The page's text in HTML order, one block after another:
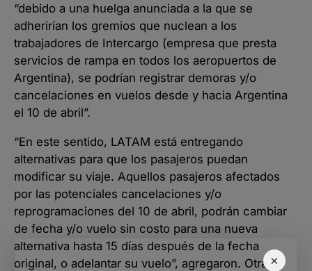
×
“debido a una huelga anunciada a la que se
adherirían los gremios que nuclean a los
trabajadores de Intercargo (empresa que presta
servicios de rampa en todos los aeropuertos de
Argentina), se podrían registrar demoras y/o
cancelaciones en vuelos desde y hacia Argentina
el 10 de abril”.
“En este sentido, LATAM está entregando
alternativas para que los pasajeros puedan
modificar su viaje. Aquellos pasajeros afectados
por las potenciales cancelaciones y/o
reprogramaciones del 10 de abril, podrán cambiar
de fecha y/o vuelo sin costo para una nueva
alternativa hasta 15 días después de la fecha
original, o adelantar su vuelo”, agregaron. Otras